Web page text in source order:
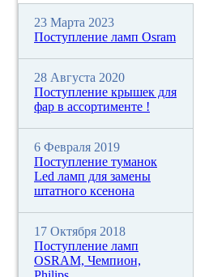
23 Марта 2023
Поступление ламп Osram
28 Августа 2020
Поступление крышек для
фар в ассортименте !
6 Февраля 2019
Поступление туманок
Led ламп для замены
штатного ксенона
17 Октября 2018
Поступление ламп
OSRAM, Чемпион,